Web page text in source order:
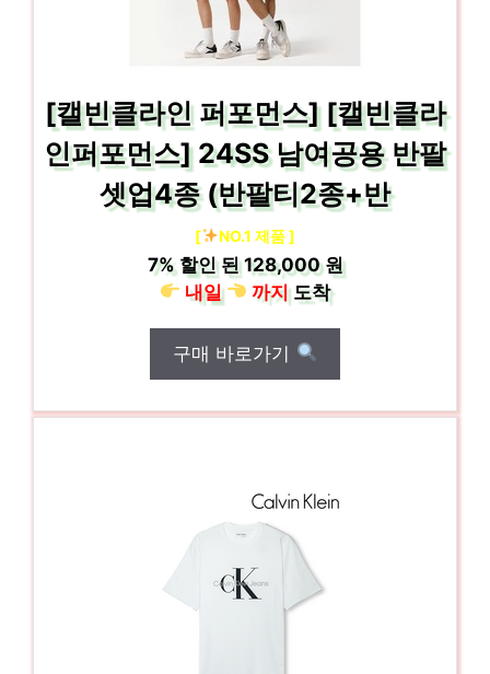
[캘빈클라인 퍼포먼스] [캘빈클라
인퍼포먼스] 24SS 남여공용 반팔
셋업4종 (반팔티2종+반
[ NO.1 제품 ]
7%할인 된128,000 원
내일
까지도착
구매 바로가기